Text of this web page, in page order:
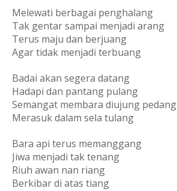
Melewati berbagai penghalang
Tak gentar sampai menjadi arang
Terus maju dan berjuang
Agar tidak menjadi terbuang
Badai akan segera datang
Hadapi dan pantang pulang
Semangat membara diujung pedang
Merasuk dalam sela tulang
Bara api terus memanggang
Jiwa menjadi tak tenang
Riuh awan nan riang
Berkibar di atas tiang